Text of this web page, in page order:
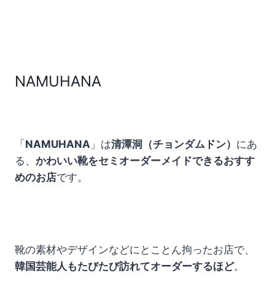
NAMUHANA
「NAMUHANA 」は清潭洞（チョンダムドン） にあ
る、 かわいい靴をセミオーダーメイドできるおすす
めのお店です。
靴の素材やデザインなどにとことん拘ったお店で、
韓国芸能人もたびたび訪れてオーダーするほど。